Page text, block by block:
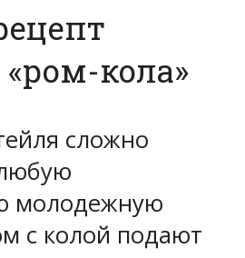
кола»
сложно
молодежную
с колой подают